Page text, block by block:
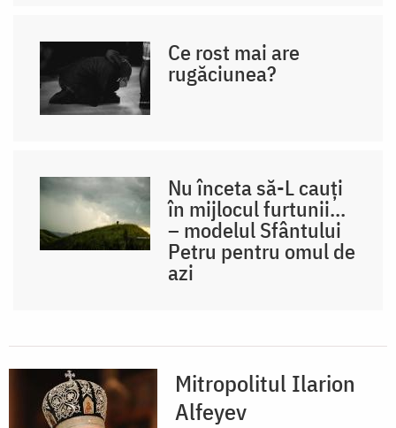
Ce rost mai are
rugăciunea?
Nu înceta să-L cauți
în mijlocul furtunii...
– modelul Sfântului
Petru pentru omul de
azi
Mitropolitul Ilarion
Alfeyev